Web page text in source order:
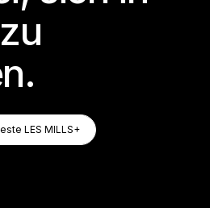
Teste LES MILLS+
LES MILLS+